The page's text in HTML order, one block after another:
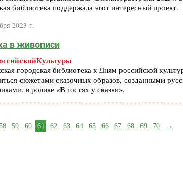
библиотека поддержала этот интересный проект.
2023 г.
в живописи
городская библиотека к Дням российской
сюжетами сказочных образов, созданными
в ролике «В гостях у сказки».
59 60 61 62 63 64 65 66 67 68 69 70 →